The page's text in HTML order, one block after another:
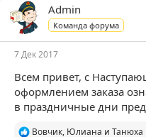
Admin
Команда форума
7 Дек 2017
Всем привет, с
оформлением заказа
в праздничные дни
Р
Вовчик, Юлиана и Танюха